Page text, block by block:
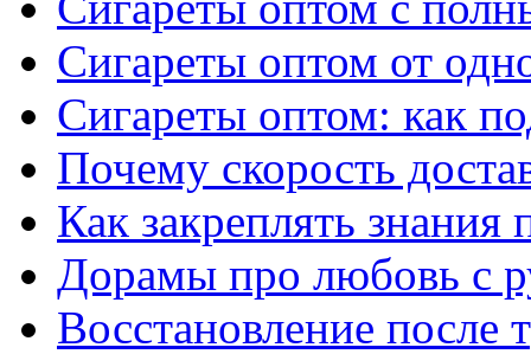
Сигареты оптом от
Сигареты оптом: как
Почему скорость
Как закреплять знания
Дорамы про любовь с
Восстановление после